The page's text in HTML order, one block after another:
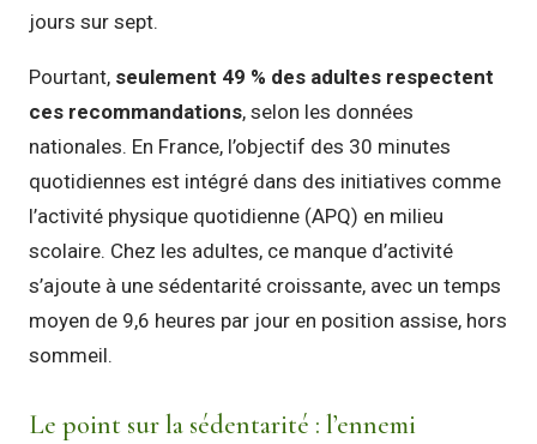
jours sur sept.
Pourtant, seulement 49 % des adultes respectent
ces recommandations, selon les données
nationales. En France, l’objectif des 30 minutes
quotidiennes est intégré dans des initiatives comme
l’activité physique quotidienne (APQ) en milieu
scolaire. Chez les adultes, ce manque d’activité
s’ajoute à une sédentarité croissante, avec un temps
moyen de 9,6 heures par jour en position assise, hors
sommeil.
Le point sur la sédentarité : l’ennemi